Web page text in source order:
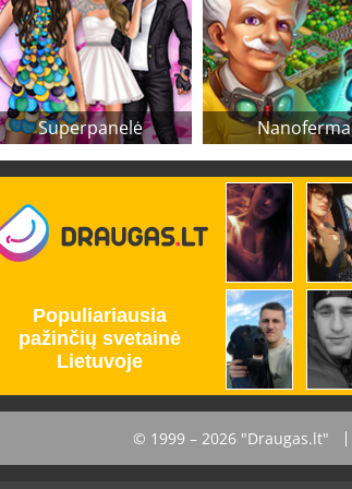
Superpanelė Nanoferma
© 1999 – 2026 "Draugas.lt"